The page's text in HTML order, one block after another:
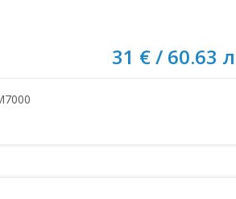
31 € / 60.63